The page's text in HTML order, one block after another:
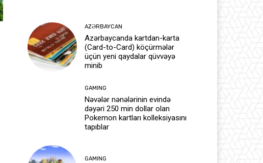
AZƏRBAYCAN
Azərbaycanda kartdan-karta
(Card-to-Card) köçürmələr
üçün yeni qaydalar qüvvəyə
minib
GAMING
Nəvələr nənələrinin evində
dəyəri 250 min dollar olan
Pokemon kartları kolleksiyasını
tapıblar
GAMING